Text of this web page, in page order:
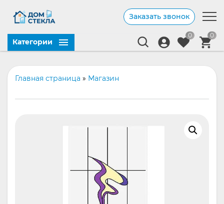
Заказать звонок
Категории
0 0
Главная страница » Магазин